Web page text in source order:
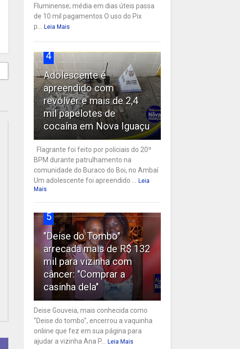
Fluminense; média em dias úteis passa
de 10 mil pagamentos O uso do Pix
p...
Leia Mais
4
Adolescente é
apreendido com
revólver e mais de 2,4
mil papelotes de
cocaína em Nova Iguaçu
Flagrante foi feito por policiais do 20º
BPM durante patrulhamento na
comunidade do Buraco do Boi, no Ambaí
Um adolescente foi apreendido ...
Leia
Mais
5
"Deise do Tombo"
arrecada mais de R$ 132
mil para vizinha com
câncer: "Comprar a
casinha dela"
Deise Gouveia, mais conhecida como
"Deise do tombo", encerrou a vaquinha
onliine que fez em sua página para
ajudar a vizinha Ana P...
Leia Mais